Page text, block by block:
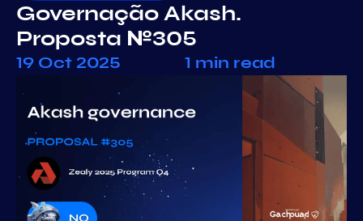
Governação Akash.
Proposta №305
19 Oct 2025 1 min read